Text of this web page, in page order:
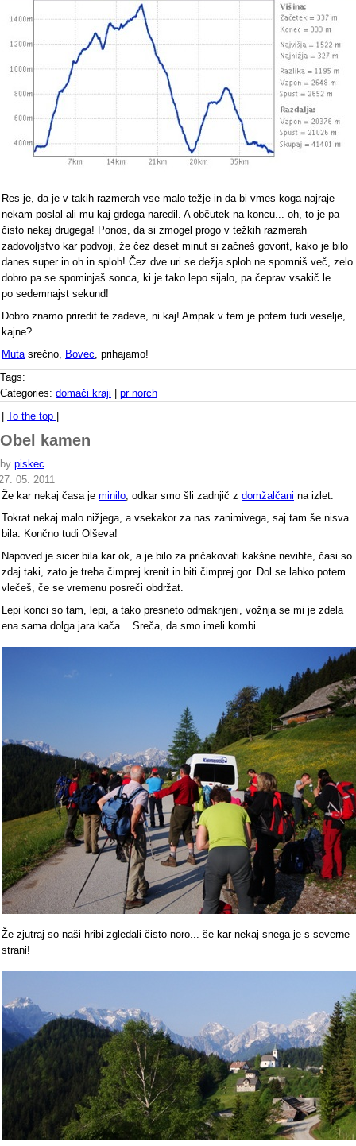
Res je, da je v takih razmerah vse malo težje in da bi vmes koga najraje
nekam poslal ali mu kaj grdega naredil. A občutek na koncu... oh, to je pa
čisto nekaj drugega! Ponos, da si zmogel progo v težkih razmerah
zadovoljstvo kar podvoji, že čez deset minut si začneš govorit, kako je bilo
danes super in oh in sploh! Čez dve uri se dežja sploh ne spomniš več, zelo
dobro pa se spominjaš sonca, ki je tako lepo sijalo, pa čeprav vsakič le
po sedemnajst sekund!
Dobro znamo priredit te zadeve, ni kaj! Ampak v tem je potem tudi veselje,
kajne?
Muta srečno, Bovec , prihajamo!
Tags:
Categories: domači kraji | pr norch
| To the top |
Obel kamen
by piskec
05. 2011
Že kar nekaj časa je minilo , odkar smo šli zadnjič z domžalčani na izlet.
Tokrat nekaj malo nižjega, a vsekakor za nas zanimivega, saj tam še nisva
bila. Končno tudi Olševa!
Napoved je sicer bila kar ok, a je bilo za pričakovati kakšne nevihte, časi so
zdaj taki, zato je treba čimprej krenit in biti čimprej gor. Dol se lahko potem
vlečeš, če se vremenu posreči obdržat.
Lepi konci so tam, lepi, a tako presneto odmaknjeni, vožnja se mi je zdela
ena sama dolga jara kača... Sreča, da smo imeli kombi.
Že zjutraj so naši hribi zgledali čisto noro... še kar nekaj snega je s severne
strani!